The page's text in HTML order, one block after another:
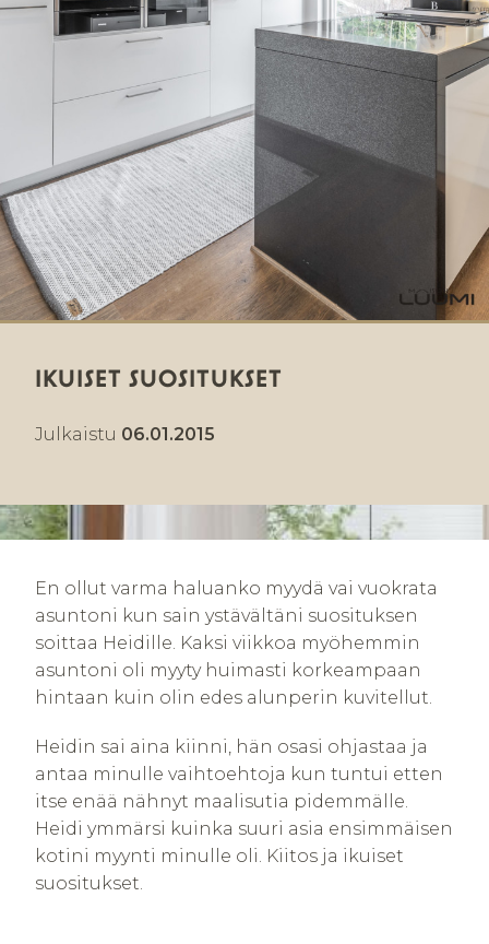
IKUISET SUOSITUKSET
Julkaistu 06.01.2015
En ollut varma haluanko myydä vai vuokrata
asuntoni kun sain ystävältäni suosituksen
soittaa Heidille. Kaksi viikkoa myöhemmin
asuntoni oli myyty huimasti korkeampaan
hintaan kuin olin edes alunperin kuvitellut.
Heidin sai aina kiinni, hän osasi ohjastaa ja
antaa minulle vaihtoehtoja kun tuntui etten
itse enää nähnyt maalisutia pidemmälle.
Heidi ymmärsi kuinka suuri asia ensimmäisen
kotini myynti minulle oli. Kiitos ja ikuiset
suositukset.